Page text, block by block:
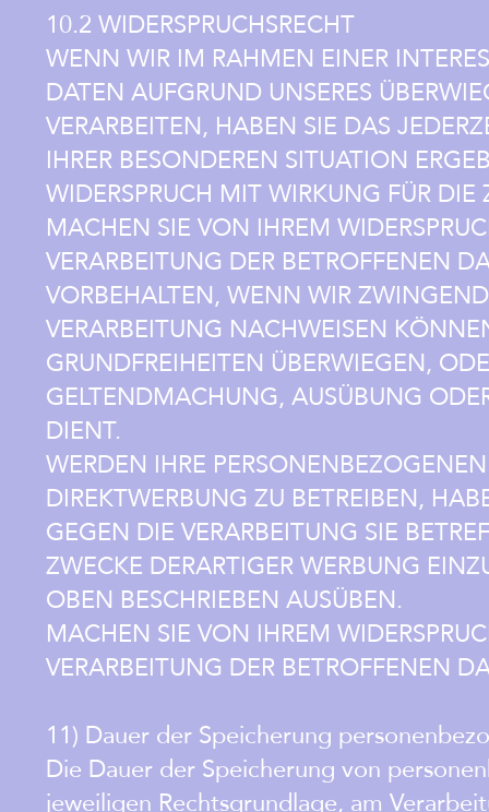
10.2 WIDERSPRUCHSRECHT
WENN WIR IM RAHMEN EINER
DATEN AUFGRUND UNSERES
VERARBEITEN, HABEN SIE DAS
IHRER BESONDEREN SITUATION
WIDERSPRUCH MIT WIRKUNG FÜR
MACHEN SIE VON IHREM
VERARBEITUNG DER BETROFFENEN
VORBEHALTEN, WENN WIR
VERARBEITUNG NACHWEISEN
GRUNDFREIHEITEN ÜBERWIEGEN,
GELTENDMACHUNG, AUSÜBUNG
DIENT.
WERDEN IHRE
DIREKTWERBUNG ZU BETREIBEN,
GEGEN DIE VERARBEITUNG SIE
ZWECKE DERARTIGER WERBUNG
OBEN BESCHRIEBEN AUSÜBEN.
MACHEN SIE VON IHREM
VERARBEITUNG DER BETROFFENEN
11) Dauer der Speicherung
Die Dauer der Speicherung von
jeweiligen Rechtsgrundlage, am